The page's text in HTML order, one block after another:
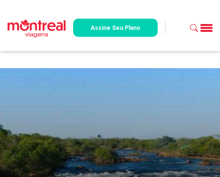
Assine Seu Plano